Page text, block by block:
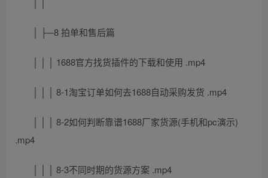
│ ├─8 拍单和售后篇
│ │ │ 1688官方找货插件的下载和使用 .mp4
│ │ │ 8-1淘宝订单如何去1688自动采购发货 .mp4
│ │ │ 8-2如何判断靠谱1688厂家货源(手机和pc演示)
.mp4
│ │ │ 8-3不同时期的货源方案 .mp4